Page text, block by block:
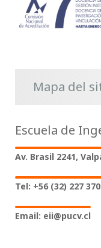
Mapa del
Escuela de
Av. Brasil 2241,
Tel: +56 (32) 227
Email: eii@pucv.cl